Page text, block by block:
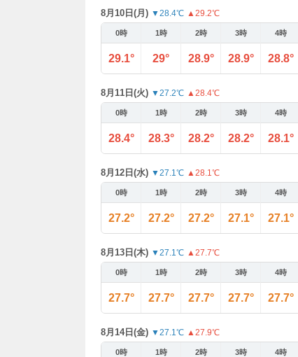
8月10日(月) ▼28.4℃ ▲29.2℃
0時
29.1°
1時
29°
2時
28.9°
3時
28.9°
4時
28.8°
8月11日(火) ▼27.2℃ ▲28.4℃
0時
28.4°
1時
28.3°
2時
28.2°
3時
28.2°
4時
28.1°
8月12日(水) ▼27.1℃ ▲28.1℃
0時
27.2°
1時
27.2°
2時
27.2°
3時
27.1°
4時
27.1°
8月13日(木) ▼27.1℃ ▲27.7℃
0時
27.7°
1時
27.7°
2時
27.7°
3時
27.7°
4時
27.7°
8月14日(金) ▼27.1℃ ▲27.9℃
0時 1時 2時 3時 4時